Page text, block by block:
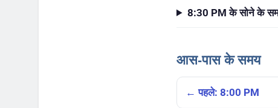
8:30 PM के सोने के
आस-पास के समय
← पहले: 8:00 PM